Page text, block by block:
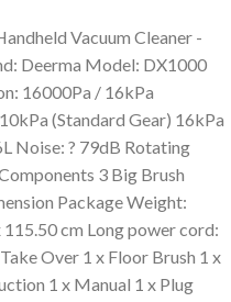
Vacuum Cleaner -
Deerma Model: DX1000
16000Pa / 16kPa
(Standard Gear) 16kPa
Noise: ? 79dB Rotating
3 Big Brush
Package Weight:
cm Long power cord:
Over 1 x Floor Brush 1 x
1 x Manual 1 x Plug